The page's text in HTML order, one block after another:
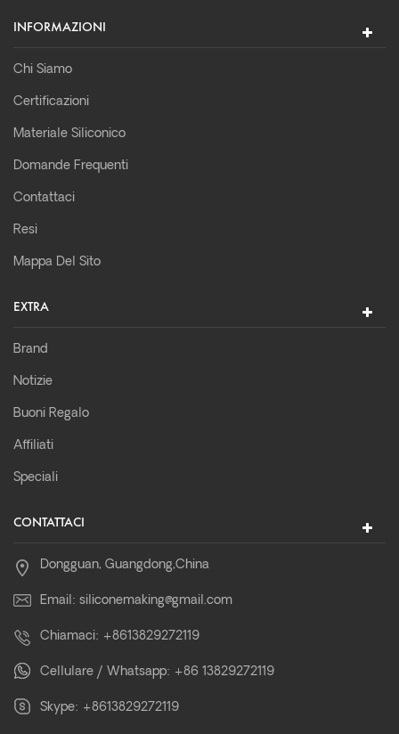
INFORMAZIONI
Chi Siamo
Certificazioni
Materiale Siliconico
Domande Frequenti
Contattaci
Resi
Mappa Del Sito
EXTRA
Brand
Notizie
Buoni Regalo
Affiliati
Speciali
CONTATTACI
Dongguan, Guangdong,China
Email: siliconemaking@gmail.com
Chiamaci: +8613829272119
Cellulare / Whatsapp: +86 13829272119
Skype: +8613829272119